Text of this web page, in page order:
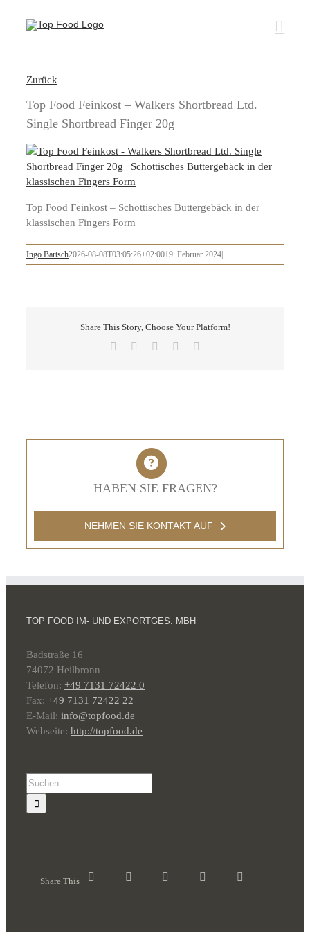
Inhalt
Zurück
Top Food Feinkost – Walkers Shortbread Ltd.
Single Shortbread Finger 20g
Top Food Feinkost – Schottisches Buttergebäck in der
klassischen Fingers Form
Ingo Bartsch2026-08-08T03:05:26+02:0019. Februar 2024
Share This Story, Choose Your Platform!
Facebook LinkedInPinterest
HABEN SIE FRAGEN?
NEHMEN SIE KONTAKT AUF
TOP FOOD IM- UND EXPORTGES. MBH
Badstraße 16
74072 Heilbronn
Telefon: +49 7131 72422 0
Fax: +49 7131 72422 22
E-Mail: info@topfood.de
Webseite: http://topfood.de
Suche
nach:
Share This